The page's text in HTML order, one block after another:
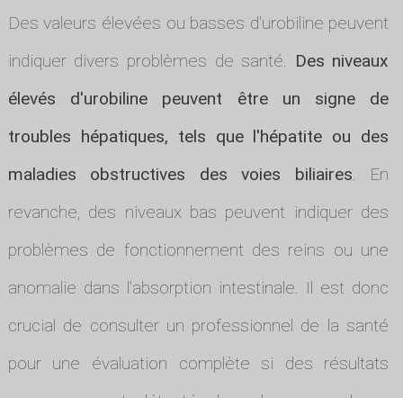
Des valeurs élevées ou basses d'urobiline peuvent
indiquer divers problèmes de santé. Des niveaux
élevés d'urobiline peuvent être un signe de
troubles hépatiques, tels que l'hépatite ou des
maladies obstructives des voies biliaires. En
revanche, des niveaux bas peuvent indiquer des
problèmes de fonctionnement des reins ou une
anomalie dans l'absorption intestinale. Il est donc
crucial de consulter un professionnel de la santé
pour une évaluation complète si des résultats